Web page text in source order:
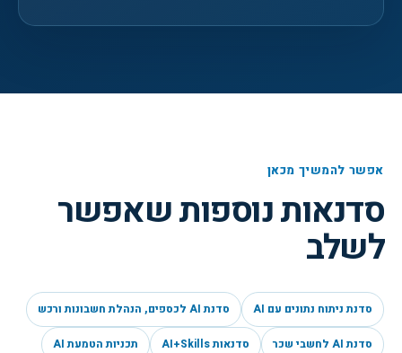
אפשר להמשיך מכאן
סדנאות נוספות שאפשר
לשלב
סדנת ניתוח נתונים עם AI סדנת AI לכספים, הנהלת חשבונות ורכש
סדנת AI לחשבי שכר סדנאות AI+Skills תכניות הטמעת AI